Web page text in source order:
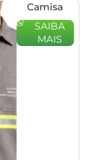
Camisa
Eletricista
Profissional
NR10 –
SAIBA
MAIS